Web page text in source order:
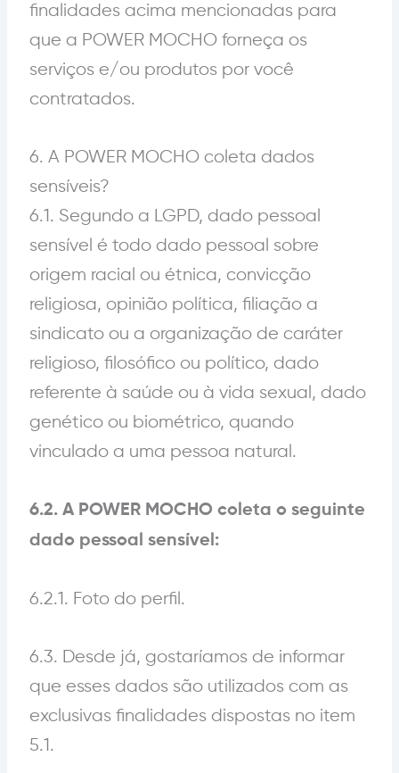
finalidades acima mencionadas para
que a POWER MOCHO forneça os
serviços e/ou produtos por você
contratados.
6. A POWER MOCHO coleta dados
sensíveis?
6.1. Segundo a LGPD, dado pessoal
sensível é todo dado pessoal sobre
origem racial ou étnica, convicção
religiosa, opinião política, filiação a
sindicato ou a organização de caráter
religioso, filosófico ou político, dado
referente à saúde ou à vida sexual, dado
genético ou biométrico, quando
vinculado a uma pessoa natural.
6.2. A POWER MOCHO coleta o seguinte
dado pessoal sensível:
6.2.1. Foto do perfil.
6.3. Desde já, gostaríamos de informar
que esses dados são utilizados com as
exclusivas finalidades dispostas no item
5.1.